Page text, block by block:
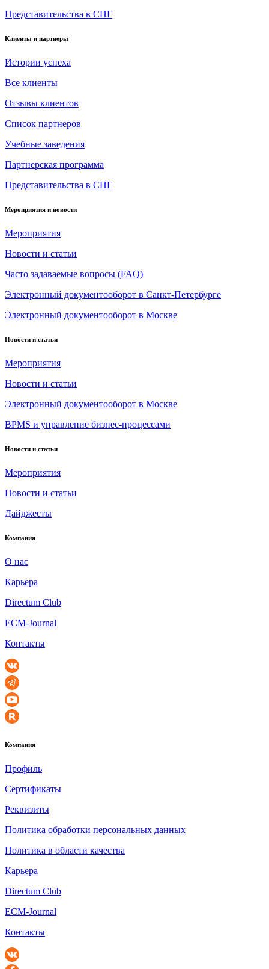
Представительства в СНГ
Клиенты и партнеры
Истории успеха
Все клиенты
Отзывы клиентов
Список партнеров
Учебные заведения
Партнерская программа
Представительства в СНГ
Мероприятия и новости
Мероприятия
Новости и статьи
Часто задаваемые вопросы (FAQ)
Электронный документооборот в Санкт-Петербурге
Электронный документооборот в Москве
Новости и статьи
Мероприятия
Новости и статьи
Электронный документооборот в Москве
BPMS и управление бизнес-процессами
Новости и статьи
Мероприятия
Новости и статьи
Дайджесты
Компания
О нас
Карьера
Directum Club
ECM-Journal
Контакты
Компания
Профиль
Сертификаты
Реквизиты
Политика обработки персональных данных
Политика в области качества
Карьера
Directum Club
ECM-Journal
Контакты